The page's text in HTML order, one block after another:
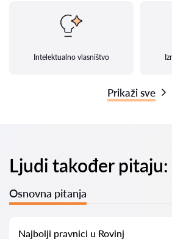
Intelektualno vlasništvo
Prikaži sve
Ljudi također pitaju:
Osnovna pitanja
Najbolji pravnici u Rovinj